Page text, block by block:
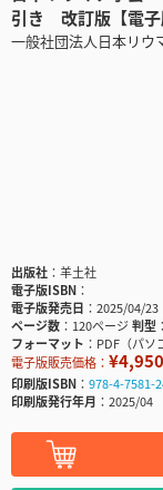
引き 改訂版【電子
一般社団法人日本リウ
出版社
羊土社
電子版ISBN
電子版発売日
2025/04/23
ページ数
120ページ判型
フォーマット
PDF（パソ
電子版販売価格： ¥4,950
印刷版ISBN
978-4-7581-
印刷版発行年月
2025/04